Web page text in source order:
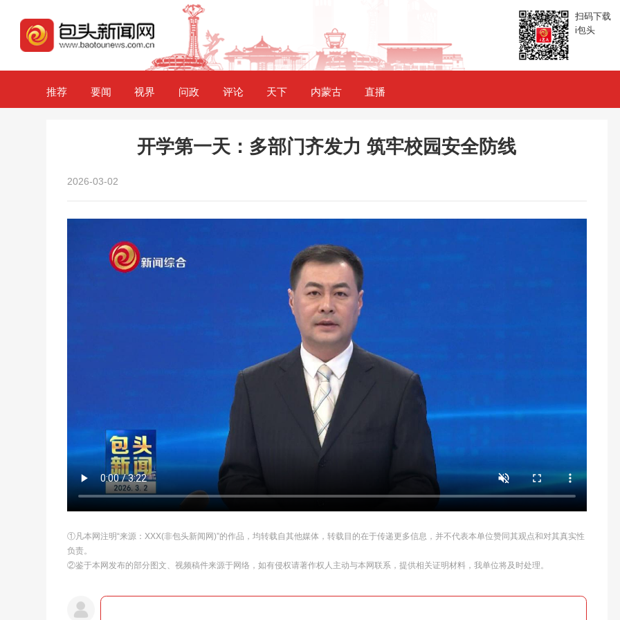
扫码下载
i包头
推荐 要闻 视界 问政 评论 天下 内蒙古 直播
开学第一天：多部门齐发力 筑牢校园安全防线
2026-03-02
①凡本网注明“来源：XXX(非包头新闻网)”的作品，均转载自其他媒体，转载目的在于传递更多信息，并不代表本单位赞同其观点和对其真实性
负责。
②鉴于本网发布的部分图文、视频稿件来源于网络，如有侵权请著作权人主动与本网联系，提供相关证明材料，我单位将及时处理。